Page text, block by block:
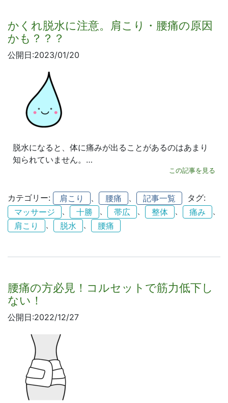
かくれ脱水に注意。肩こり・腰痛の原因
かも？？？
公開日:2023/01/20
脱水になると、体に痛みが出ることがあるのはあまり
知られていません。…
この記事を見る
カテゴリー: 肩こり 腰痛 記事一覧
タグ:
マッサージ
、 十勝 、 帯広 、 整体 、 痛み
、
肩こり
脱水 腰痛
腰痛の方必見！コルセットで筋力低下し
ない！
公開日:2022/12/27